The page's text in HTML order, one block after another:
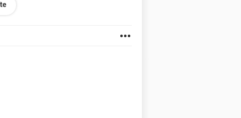
peut m'aider je l'en remercie